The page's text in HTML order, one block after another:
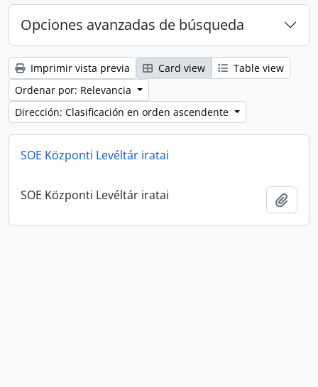
Opciones avanzadas de búsqueda
Imprimir vista previa Card view
Table view
Ordenar por: Relevancia
Dirección: Clasificación en orden ascendente
SOE Központi Levéltár iratai
SOE Központi Levéltár iratai